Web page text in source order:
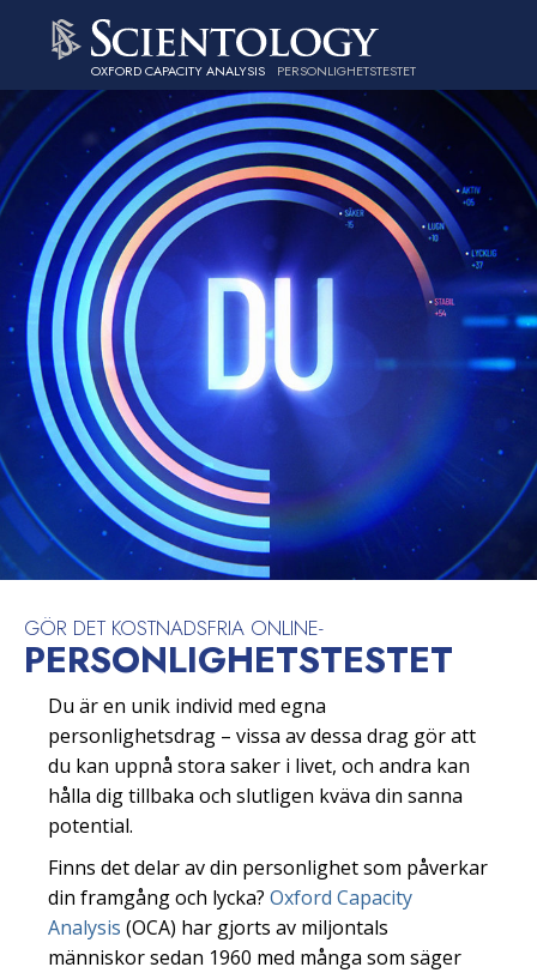
OXFORD CAPACITY ANALYSIS PERSONLIGHETSTESTET
GÖR DET KOSTNADSFRIA ONLINE-
PERSONLIGHETS­TESTET
Du är en unik individ med egna
personlighetsdrag – vissa av dessa drag gör att
du kan uppnå stora saker i livet, och andra kan
hålla dig tillbaka och slutligen kväva din sanna
potential.
Finns det delar av din personlighet som påverkar
din framgång och lycka? Oxford Capacity
Analysis (OCA) har gjorts av miljontals
människor sedan 1960 med många som säger